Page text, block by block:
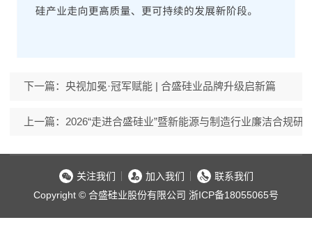
下一篇：央视加冕·冠军赋能 | 合盛硅业品牌升级启新篇
上一篇：2026“走进合盛硅业”暨新能源与制造行业廉洁合规研
关注我们 加入我们
联系我们
Copyright © 合盛硅业股份有限公司 浙ICP备18055065号